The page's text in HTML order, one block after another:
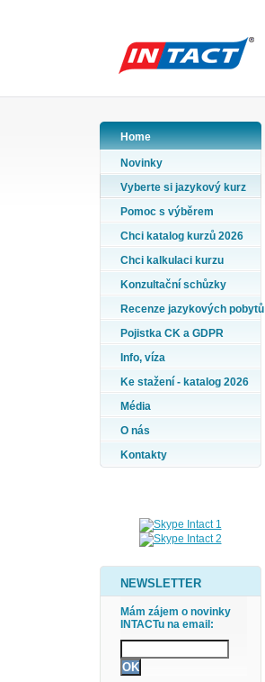
Home
Novinky
Vyberte si jazykový kurz
Pomoc s výběrem
Chci katalog kurzů 2026
Chci kalkulaci kurzu
Konzultační schůzky
Recenze jazykových pobytů
Pojistka CK a GDPR
Info, víza
Ke stažení - katalog 2026
Média
O nás
Kontakty
NEWSLETTER
Mám zájem o novinky
INTACTu na email: